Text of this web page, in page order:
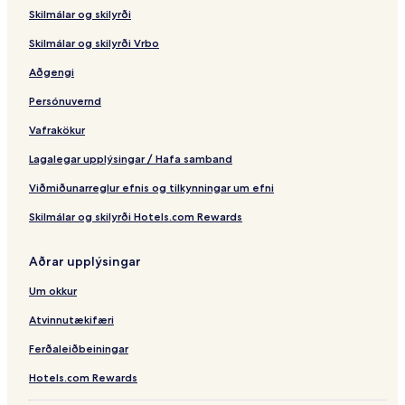
o
d
e
r
L
g
e
e
N
t
l
x
Skilmálar og skilyrði
Skilmálar og skilyrði Vrbo
Aðgengi
Persónuvernd
Vafrakökur
Lagalegar upplýsingar / Hafa samband
Viðmiðunarreglur efnis og tilkynningar um efni
Skilmálar og skilyrði Hotels.com Rewards
Aðrar upplýsingar
Um okkur
Atvinnutækifæri
Ferðaleiðbeiningar
Hotels.com Rewards